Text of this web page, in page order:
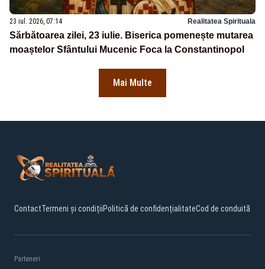
23 iul. 2026, 07:14 Realitatea Spirituala
Sărbătoarea zilei, 23 iulie. Biserica pomenește mutarea
moaștelor Sfântului Mucenic Foca la Constantinopol
Mai Multe
ContactTermeni și condițiiPolitică de confidențialitateCod de conduită
Parteneri: